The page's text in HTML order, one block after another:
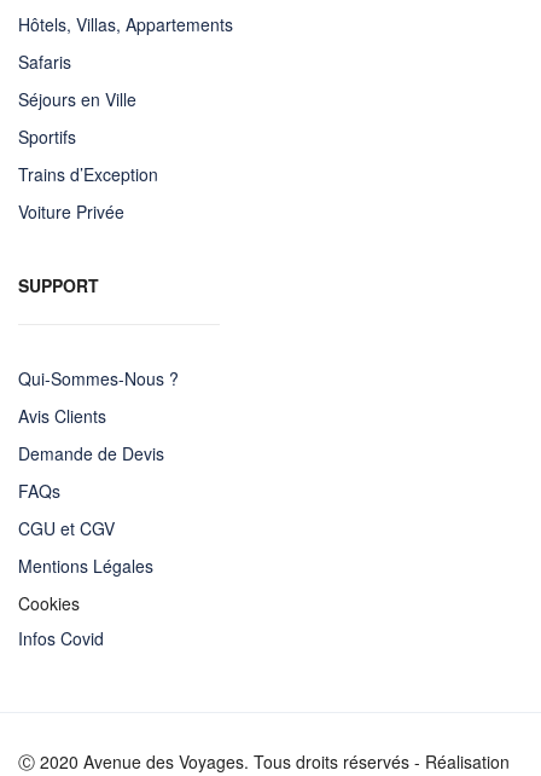
Hôtels, Villas, Appartements
Safaris
Séjours en Ville
Sportifs
Trains d’Exception
Voiture Privée
SUPPORT
Qui-Sommes-Nous ?
Avis Clients
Demande de Devis
FAQs
CGU et CGV
Mentions Légales
Cookies
Infos Covid
Ⓒ 2020 Avenue des Voyages. Tous droits réservés - Réalisation